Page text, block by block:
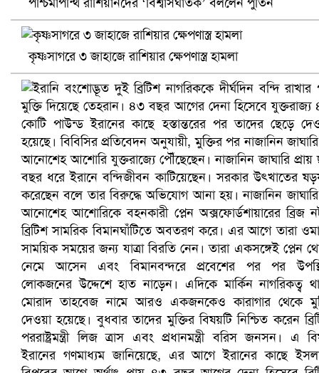
খুলনায় বিএনপি অফিসে গুলি-বোমা হামলা, নিহত ১
প্রোটিয়াদের হারিয়ে বিশ্বকাপের শিরোপা ঘরে তুলল ভারত
কৃষ্ণসাগরে ৩ জাহাজে রাশিয়ার ক্ষেপণাস্ত্র হামলা